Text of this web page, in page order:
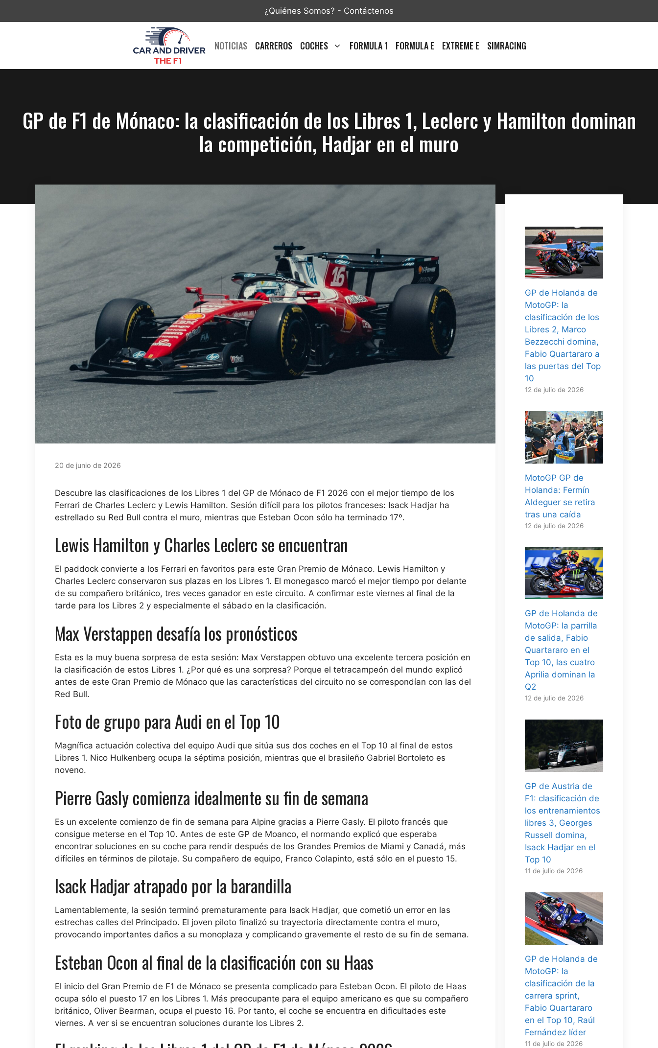
¿Quiénes Somos? - Contáctenos
NOTICIAS CARREROS COCHES FORMULA 1 FORMULA E EXTREME E SIMRACING
GP de F1 de Mónaco: la clasificación de los Libres 1, Leclerc y Hamilton dominan
la competición, Hadjar en el muro
20 de junio de 2026
Descubre las clasificaciones de los Libres 1 del GP de Mónaco de F1 2026 con el mejor tiempo de los
Ferrari de Charles Leclerc y Lewis Hamilton. Sesión difícil para los pilotos franceses: Isack Hadjar ha
estrellado su Red Bull contra el muro, mientras que Esteban Ocon sólo ha terminado 17º.
Lewis Hamilton y Charles Leclerc se encuentran
El paddock convierte a los Ferrari en favoritos para este Gran Premio de Mónaco. Lewis Hamilton y
Charles Leclerc conservaron sus plazas en los Libres 1. El monegasco marcó el mejor tiempo por delante
de su compañero británico, tres veces ganador en este circuito. A confirmar este viernes al final de la
tarde para los Libres 2 y especialmente el sábado en la clasificación.
Max Verstappen desafía los pronósticos
Esta es la muy buena sorpresa de esta sesión: Max Verstappen obtuvo una excelente tercera posición en
la clasificación de estos Libres 1. ¿Por qué es una sorpresa? Porque el tetracampeón del mundo explicó
antes de este Gran Premio de Mónaco que las características del circuito no se correspondían con las del
Red Bull.
Foto de grupo para Audi en el Top 10
Magnífica actuación colectiva del equipo Audi que sitúa sus dos coches en el Top 10 al final de estos
Libres 1. Nico Hulkenberg ocupa la séptima posición, mientras que el brasileño Gabriel Bortoleto es
noveno.
Pierre Gasly comienza idealmente su fin de semana
Es un excelente comienzo de fin de semana para Alpine gracias a Pierre Gasly. El piloto francés que
consigue meterse en el Top 10. Antes de este GP de Moanco, el normando explicó que esperaba
encontrar soluciones en su coche para rendir después de los Grandes Premios de Miami y Canadá, más
difíciles en términos de pilotaje. Su compañero de equipo, Franco Colapinto, está sólo en el puesto 15.
Isack Hadjar atrapado por la barandilla
Lamentablemente, la sesión terminó prematuramente para Isack Hadjar, que cometió un error en las
estrechas calles del Principado. El joven piloto finalizó su trayectoria directamente contra el muro,
provocando importantes daños a su monoplaza y complicando gravemente el resto de su fin de semana.
Esteban Ocon al final de la clasificación con su Haas
El inicio del Gran Premio de F1 de Mónaco se presenta complicado para Esteban Ocon. El piloto de Haas
ocupa sólo el puesto 17 en los Libres 1. Más preocupante para el equipo americano es que su compañero
británico, Oliver Bearman, ocupa el puesto 16. Por tanto, el coche se encuentra en dificultades este
viernes. A ver si se encuentran soluciones durante los Libres 2.
GP de Holanda de
MotoGP: la
clasificación de los
Libres 2, Marco
Bezzecchi domina,
Fabio Quartararo a
las puertas del Top
10
12 de julio de 2026
MotoGP GP de
Holanda: Fermín
Aldeguer se retira
tras una caída
12 de julio de 2026
GP de Holanda de
MotoGP: la parrilla
de salida, Fabio
Quartararo en el
Top 10, las cuatro
Aprilia dominan la
Q2
12 de julio de 2026
GP de Austria de
F1: clasificación de
los entrenamientos
libres 3, Georges
Russell domina,
Isack Hadjar en el
Top 10
11 de julio de 2026
GP de Holanda de
MotoGP: la
clasificación de la
carrera sprint,
Fabio Quartararo
en el Top 10, Raúl
Fernández líder
11 de julio de 2026